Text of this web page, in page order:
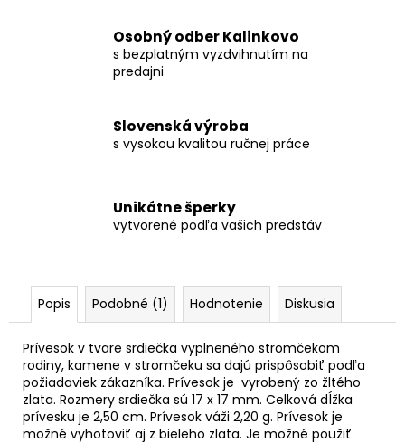
Osobný odber Kalinkovo
s bezplatným vyzdvihnutím na
predajni
Slovenská výroba
s vysokou kvalitou ručnej práce
Unikátne šperky
vytvorené podľa vašich predstáv
Popis Podobné (1) Hodnotenie Diskusia
Prívesok v tvare srdiečka vyplneného stromčekom
rodiny, kamene v stromčeku sa dajú prispôsobiť podľa
požiadaviek zákazníka. Prívesok je vyrobený zo žltého
zlata. Rozmery srdiečka sú 17 x 17 mm. Celková dĺžka
prívesku je 2,50 cm. Prívesok váži 2,20 g. Prívesok je
možné vyhotoviť aj z bieleho zlata. Je možné použiť